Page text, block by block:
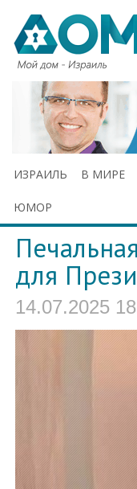
ИЗРАИЛЬ В МИРЕ
ЮМОР
для
14.07.2025